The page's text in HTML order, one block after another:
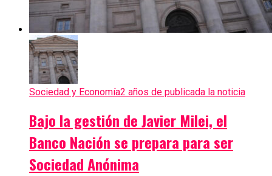
Sociedad y Economía2 años de publicada la noticia
Bajo la gestión de Javier Milei, el
Banco Nación se prepara para ser
Sociedad Anónima